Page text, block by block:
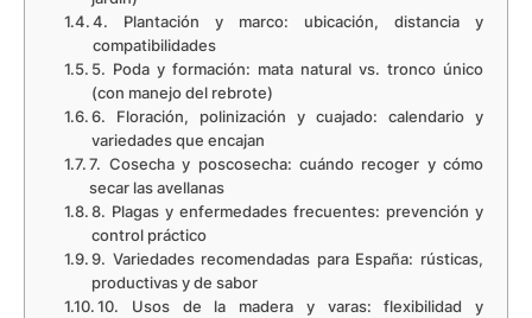
4. Plantación y marco: ubicación, distancia y
compatibilidades
5. Poda y formación: mata natural vs. tronco único
(con manejo del rebrote)
6. Floración, polinización y cuajado: calendario y
variedades que encajan
7. Cosecha y poscosecha: cuándo recoger y cómo
secar las avellanas
8. Plagas y enfermedades frecuentes: prevención y
control práctico
9. Variedades recomendadas para España: rústicas,
productivas y de sabor
10. Usos de la madera y varas: flexibilidad y